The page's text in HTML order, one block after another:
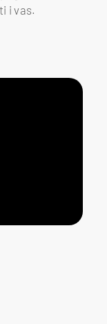
i vas.